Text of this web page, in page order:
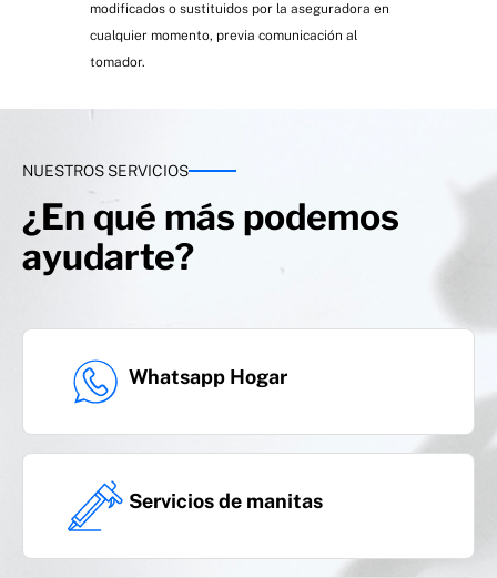
Fenómenos atmosféricos
derrames de agua, privada familiar, animales
domésticos y derivada de la tenencia de perros
modificados o sustituidos por la aseguradora en
cualquier momento, previa comunicación al
tomador.
NUESTROS SERVICIOS
¿En qué más podemos
ayudarte?
Whatsapp Hogar
Servicios de manitas